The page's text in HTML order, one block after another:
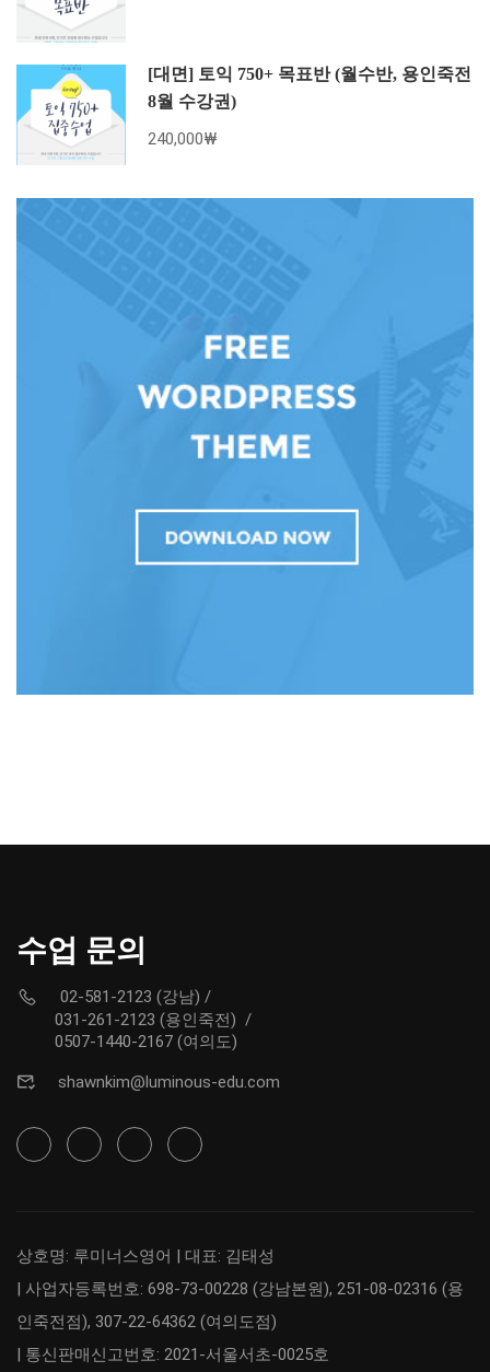
[대면] 토익 750+ 목표반 (월수반, 용인죽전
8월 수강권)
240,000₩
수업 문의
02-581-2123 (강남) /
031-261-2123 (용인죽전) /
0507-1440-2167 (여의도)
shawnkim@luminous-edu.com
상호명: 루미너스영어 | 대표: 김태성
| 사업자등록번호: 698-73-00228 (강남본원), 251-08-02316 (용
인죽전점), 307-22-64362 (여의도점)
| 통신판매신고번호: 2021-서울서초-0025호